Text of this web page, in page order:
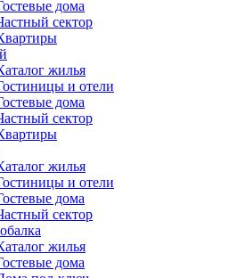
дома
сектор
жилья
и отели
дома
сектор
жилья
и отели
дома
сектор
жилья
дома